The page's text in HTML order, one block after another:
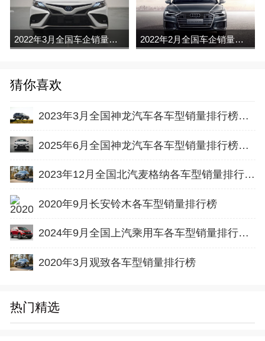
2022年3月全国车企销量排行榜完整版 2022年2月全国车企销量排行榜完整版
猜你喜欢
2023年3月全国神龙汽车各车型销量排行榜完整版
2025年6月全国神龙汽车各车型销量排行榜完整版
2023年12月全国北汽麦格纳各车型销量排行榜完整版
2020年9月长安铃木各车型销量排行榜
2024年9月全国上汽乘用车各车型销量排行榜完整版
2020年3月观致各车型销量排行榜
热门精选